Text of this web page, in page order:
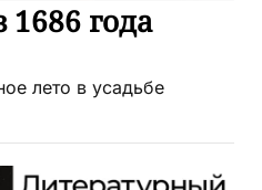
1686 года
лето в усадьбе